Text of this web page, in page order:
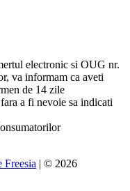
electronic si OUG nr.
va informam ca aveti
de 14 zile
a fi nevoie sa indicati
Freesia | © 2026